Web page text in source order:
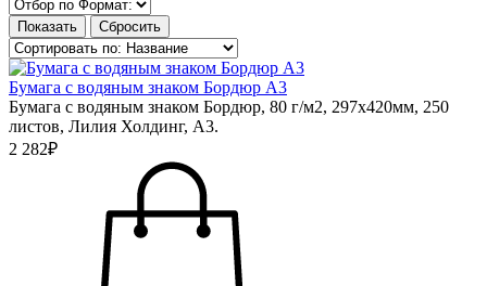
Бумага с водяным знаком Бордюр А3
Бумага с водяным знаком Бордюр, 80 г/м2, 297х420мм, 250
листов, Лилия Холдинг, А3.
2 282₽